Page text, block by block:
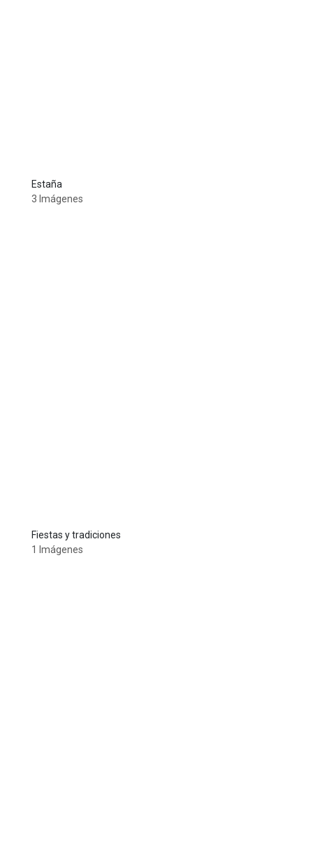
Estaña
3 Imágenes
Fiestas y tradiciones
1 Imágenes